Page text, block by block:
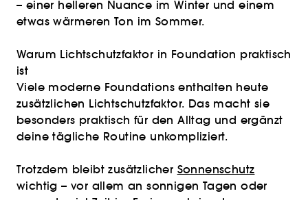
– einer helleren Nuance im Winter und einem
etwas wärmeren Ton im Sommer.
Warum Lichtschutzfaktor in Foundation praktisch
ist
Viele moderne Foundations enthalten heute
zusätzlichen Lichtschutzfaktor. Das macht sie
besonders praktisch für den Alltag und ergänzt
deine tägliche Routine unkompliziert.
Trotzdem bleibt zusätzlicher Sonnenschutz
wichtig – vor allem an sonnigen Tagen oder